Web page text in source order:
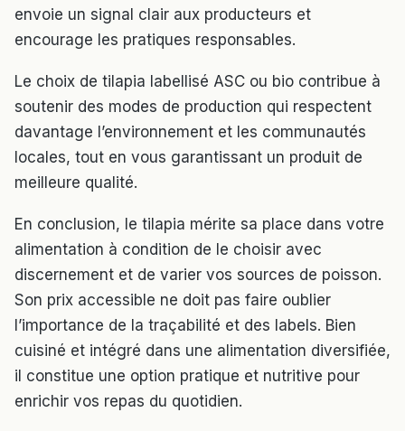
envoie un signal clair aux producteurs et
encourage les pratiques responsables.
Le choix de tilapia labellisé ASC ou bio contribue à
soutenir des modes de production qui respectent
davantage l’environnement et les communautés
locales, tout en vous garantissant un produit de
meilleure qualité.
En conclusion, le tilapia mérite sa place dans votre
alimentation à condition de le choisir avec
discernement et de varier vos sources de poisson.
Son prix accessible ne doit pas faire oublier
l’importance de la traçabilité et des labels. Bien
cuisiné et intégré dans une alimentation diversifiée,
il constitue une option pratique et nutritive pour
enrichir vos repas du quotidien.